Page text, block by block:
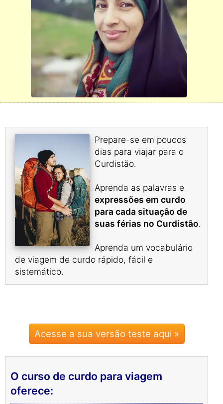
Prepare-se em poucos
dias para viajar para o
Curdistão.
Aprenda as palavras e
expressões em curdo
para cada situação de
suas férias no Curdistão.
Aprenda um vocabulário
de viagem de curdo rápido, fácil e
sistemático.
O curso de curdo para viagem
oferece: